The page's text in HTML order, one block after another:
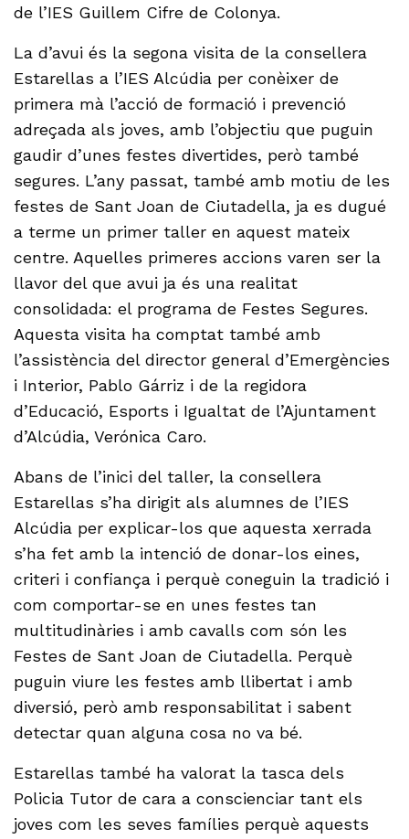
de l’IES Guillem Cifre de Colonya.
La d’avui és la segona visita de la consellera
Estarellas a l’IES Alcúdia per conèixer de
primera mà l’acció de formació i prevenció
adreçada als joves, amb l’objectiu que puguin
gaudir d’unes festes divertides, però també
segures. L’any passat, també amb motiu de les
festes de Sant Joan de Ciutadella, ja es dugué
a terme un primer taller en aquest mateix
centre. Aquelles primeres accions varen ser la
llavor del que avui ja és una realitat
consolidada: el programa de Festes Segures.
Aquesta visita ha comptat també amb
l’assistència del director general d’Emergències
i Interior, Pablo Gárriz i de la regidora
d’Educació, Esports i Igualtat de l’Ajuntament
d’Alcúdia, Verónica Caro.
Abans de l’inici del taller, la consellera
Estarellas s’ha dirigit als alumnes de l’IES
Alcúdia per explicar-los que aquesta xerrada
s’ha fet amb la intenció de donar-los eines,
criteri i confiança i perquè coneguin la tradició i
com comportar-se en unes festes tan
multitudinàries i amb cavalls com són les
Festes de Sant Joan de Ciutadella. Perquè
puguin viure les festes amb llibertat i amb
diversió, però amb responsabilitat i sabent
detectar quan alguna cosa no va bé.
Estarellas també ha valorat la tasca dels
Policia Tutor de cara a conscienciar tant els
joves com les seves famílies perquè aquests